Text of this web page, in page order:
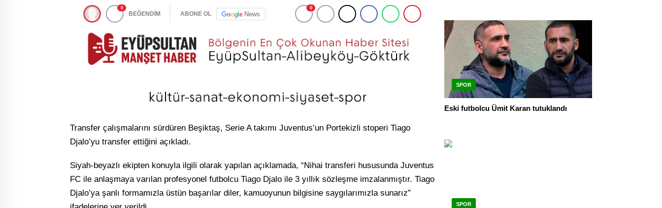
0
BEĞENDİM ABONE OL News
0
Transfer çalışmalarını sürdüren Beşiktaş, Serie A takımı Juventus’un Portekizli stoperi Tiago
Djalo’yu transfer ettiğini açıkladı.
Siyah-beyazlı ekipten konuyla ilgili olarak yapılan açıklamada, “Nihai transferi hususunda Juventus
FC ile anlaşmaya varılan profesyonel futbolcu Tiago Djalo ile 3 yıllık sözleşme imzalanmıştır. Tiago
Djalo’ya şanlı formamızla üstün başarılar diler, kamuoyunun bilgisine saygılarımızla sunarız”
SPOR
Eski futbolcu Ümit Karan tutuklandı
SPOR